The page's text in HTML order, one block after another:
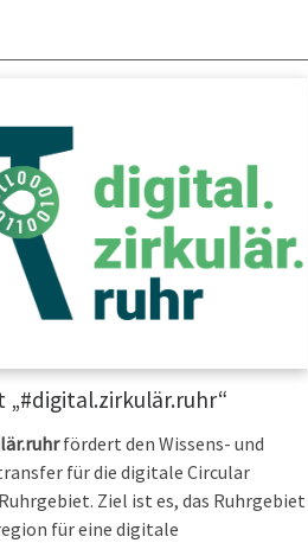
„#digital.zirkulär.ruhr“
fördert den Wissens- und
für die digitale Circular
Ziel ist es, das Ruhrgebiet
für eine digitale